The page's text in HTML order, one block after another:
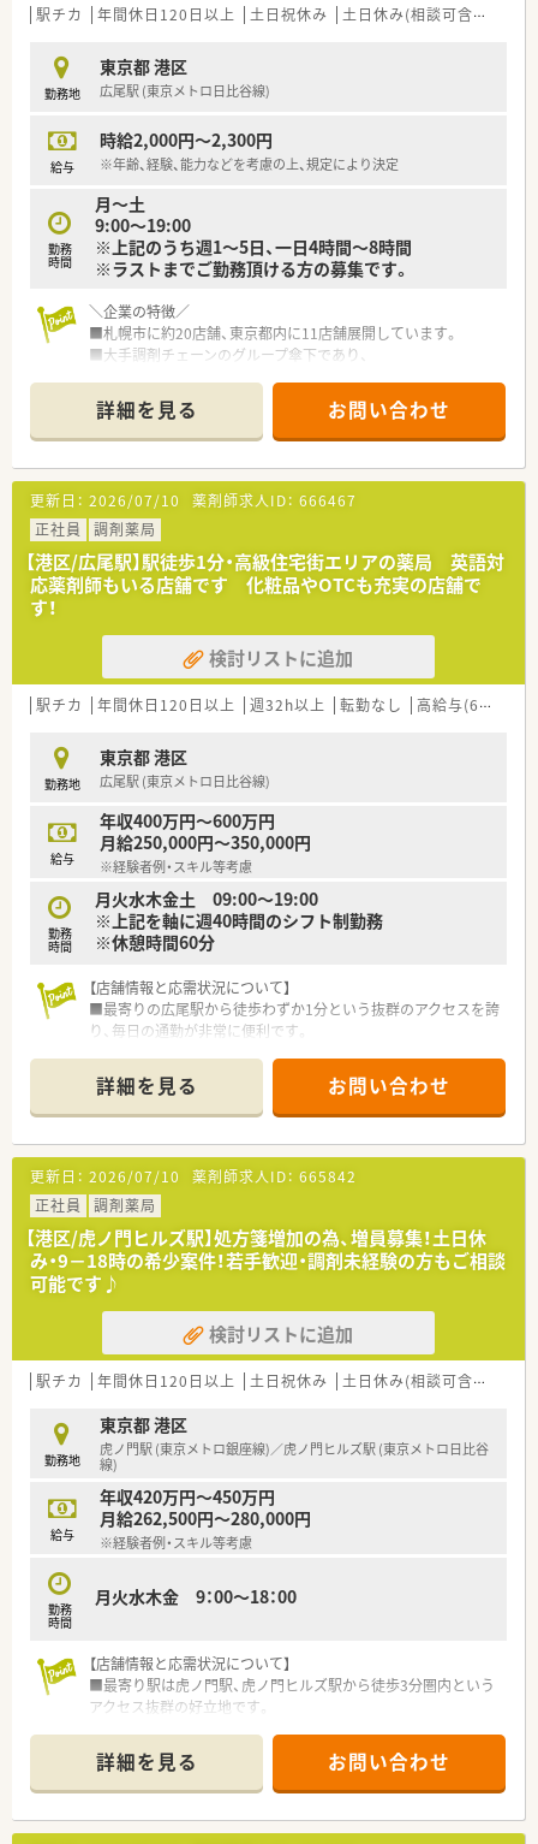
駅チカ 年間休日120日以上 土日祝休み 土日休み(相談可含む)
勤務地
東京都 港区
広尾駅 (東京メトロ日比谷線)
給与
時給2,000円～2,300円
※年齢、経験、能力などを考慮の上、規定により決定
勤務
時間
月～土
9:00～19:00
※上記のうち週1～5日、一日4時間～8時間
※ラストまでご勤務頂ける方の募集です。
＼企業の特徴／
■札幌市に約20店舗、東京都内に11店舗展開しています。
■大手調剤チェーンのグループ傘下であり、
■残業時間は多い店舗でも月10時間程度！
■4週8休のシフトを軸に年間休日は122～123日と多めの設定
です。
■営業や人事採用、サイト運営など様々な業務を行なっている薬
剤師もいます。
■在宅も実施していますが、
車の運転が出来ない方は運転の必要のない店舗への配属とな
りますので安心ください。
＼ヘルプ体制充実／
■お休みの際の欠員の対応は
基本的にラウンダーが対応するため近隣店舗以外のヘルプはほ
とんどありません！
■定期的な異動はなく、欠員や新店開局に合わせて相談のうえ配
＼学べる体制／
■社内研修年間100回以上開催！学びたい人が活用できる環境。
■薬学的知識の取得・人間性の向上を目的とした研修など様々。
■認定薬剤資格取得のサポート制度がございます。
※プライマリ・ケア、外来がん治療、緩和薬物療法、
精神科薬物療法、在宅療養支援、リウマチ登録、認知症ケア上
級など
■グループ傘下企業全体での学術大会にも参加しています。
詳細を見る お問い合わせ
更新日： 2026/07/10 薬剤師求人ID： 666467
正社員
調剤薬局
【港区/広尾駅】駅徒歩1分・高級住宅街エリアの薬局 英語対
応薬剤師もいる店舗です 化粧品やOTCも充実の店舗で
す！
検討リストに追加
駅チカ 年間休日120日以上 週32h以上 転勤なし 高給与(600万円以上)
勤務地
東京都 港区
広尾駅 (東京メトロ日比谷線)
給与
年収400万円～600万円
月給250,000円～350,000円
※経験者例・スキル等考慮
勤務
時間
月火水木金土 09:00～19:00
※上記を軸に週40時間のシフト制勤務
※休憩時間60分
【店舗情報と応需状況について】
■最寄りの広尾駅から徒歩わずか1分という抜群のアクセスを誇
り、毎日の通勤が非常に便利です。
に50～60枚ほど応需しています。
■薬剤師3名、事務2名という人員体制で、患者様一人ひとりに丁
寧に対応できる環境が整っています。
【法人特徴について】
■東京都内と札幌市内を中心に店舗展開しており、採用エリア外
への転勤がないため安心して働けます。
■大手調剤チェーンのグループ企業であり、安定した経営基盤と
充実した福利厚生サービスが魅力です。
■メディカルビルへの出店を戦略的に進めており、多科目を経験
しながらスキルアップできる環境です。
【勤務実態について】
■4週8休のシフト制を採用しており、年間休日は122日と、プラ
イベートの時間も大切にできます。
め、終業後の予定も立てやすいです。
■エリア専属のラウンダー薬剤師が複数名在籍しており、急な休
みにも柔軟に対応できる体制です。
詳細を見る お問い合わせ
更新日： 2026/07/10 薬剤師求人ID： 665842
正社員
調剤薬局
【港区/虎ノ門ヒルズ駅】処方箋増加の為、増員募集！土日休
み・9－18時の希少案件！若手歓迎・調剤未経験の方もご相談
可能です♪
検討リストに追加
駅チカ 年間休日120日以上 土日祝休み 土日休み(相談可含む)
勤務地
東京都 港区
虎ノ門駅 (東京メトロ銀座線)／虎ノ門ヒルズ駅 (東京メトロ日比谷
線)
給与
年収420万円～450万円
月給262,500円～280,000円
※経験者例・スキル等考慮
勤務
時間
月火水木金 9：00～18：00
【店舗情報と応需状況について】
■最寄り駅は虎ノ門駅、虎ノ門ヒルズ駅から徒歩3分圏内という
アクセス抜群の好立地です。
日に約60枚応需しています。
【募集背景と求める人物像について】
■近隣医療機関からの処方箋枚数が増加しているため、体制強化
を目的とした増員募集です。
詳細を見る お問い合わせ